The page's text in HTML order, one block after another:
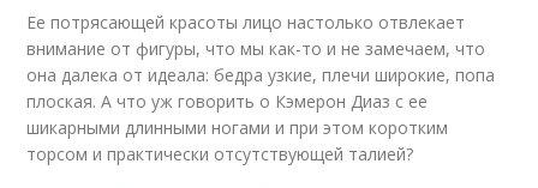
Ее потрясающей красоты лицо настолько отвлекает
внимание от фигуры, что мы как-то и не замечаем, что
она далека от идеала: бедра узкие, плечи широкие, попа
плоская. А что уж говорить о Кэмерон Диаз с ее
шикарными длинными ногами и при этом коротким
торсом и практически отсутствующей талией?